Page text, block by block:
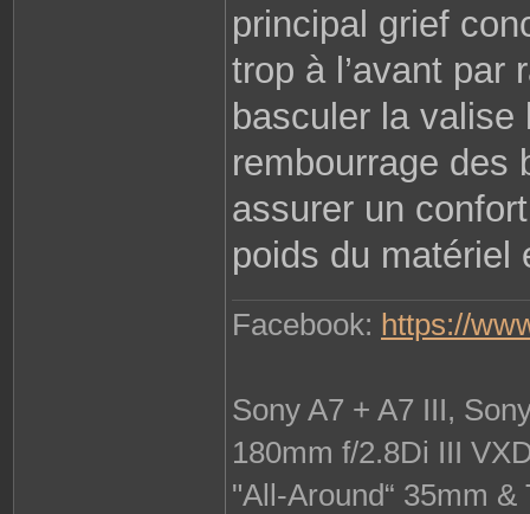
principal grief
trop à l’avant par
basculer la valise
rembourrage des
assurer un
poids du matériel
Facebook: https://
Sony A7 + A7 III,
180mm f/2.8Di III
"All-Around“ 35mm